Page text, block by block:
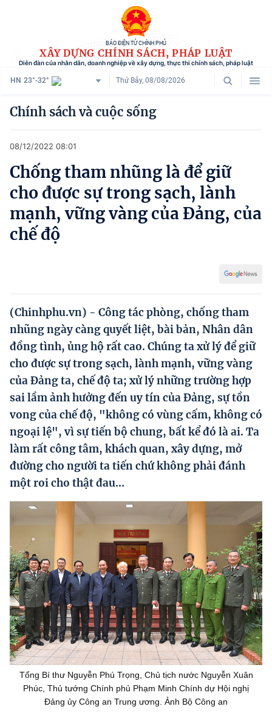
BÁO ĐIỆN TỬ CHÍNH PHỦ
XÂY DỰNG CHÍNH SÁCH, PHÁP LUẬT
Diễn đàn của nhân dân, doanh nghiệp về xây dựng, thực thi chính sách, pháp luật
HN 23°-32° Thứ Bảy, 08/08/2026
Danh mục
Tham vấn chính sách
Người dân góp ý
Doanh nghiệp hiến kế
Phát triển kinh tế tư nhân và doanh nghiệp dân tộc
Ocop và chuỗi giá trị Nông sản
Kinh tế tư nhân
Doanh nghiệp dân tộc
Khác
Video
Photo
Chính sách và cuộc sống
08/12/2022 08:01
Chống tham nhũng là để giữ
cho được sự trong sạch, lành
mạnh, vững vàng của Đảng, của
chế độ
(Chinhphu.vn) - Công tác phòng, chống tham
nhũng ngày càng quyết liệt, bài bản, Nhân dân
đồng tình, ủng hộ rất cao. Chúng ta xử lý để giữ
cho được sự trong sạch, lành mạnh, vững vàng
của Đảng ta, chế độ ta; xử lý những trường hợp
sai lầm ảnh hưởng đến uy tín của Đảng, sự tồn
vong của chế độ, "không có vùng cấm, không có
ngoại lệ", vì sự tiến bộ chung, bất kể đó là ai. Ta
làm rất công tâm, khách quan, xây dựng, mở
đường cho người ta tiến chứ không phải đánh
một roi cho thật đau...
Tổng Bí thư Nguyễn Phú Trọng, Chủ tịch nước Nguyễn Xuân
Phúc, Thủ tướng Chính phủ Phạm Minh Chính dự Hội nghị
Đảng ủy Công an Trung ương. Ảnh Bộ Công an